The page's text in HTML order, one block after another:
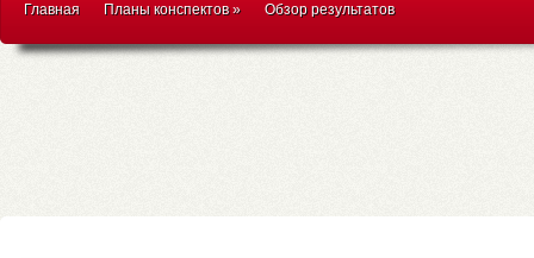
Главная Планы конспектов» Обзор результатов